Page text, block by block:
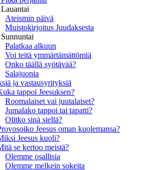
Ateismin päivä
Muistokirjoitus Juudaksesta
Palatkaa alkuun
Voi teitä ymmärtämättömiä
Onko täällä syötävää?
Salajuonia
ja vastausyrityksiä
tappoi Jeesuksen?
Roomalaiset vai juutalaiset?
Jumalako tappoi tai tapatti?
Olitko sinä siellä?
Jeesus oman kuolemansa?
Jeesus kuoli?
se kertoo meistä?
Olemme osallisia
Olemme melkein sokeita